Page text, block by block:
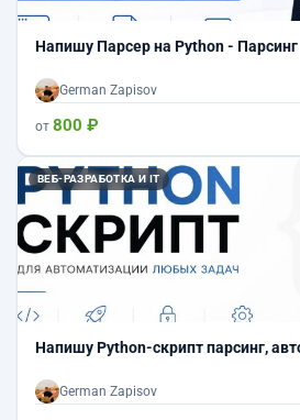
Напишу Парсер на Python - Парсинг
German Zapisov
от 800 ₽
ВЕБ-РАЗРАБОТКА И IT
Напишу Python-скрипт парсинг,
German Zapisov